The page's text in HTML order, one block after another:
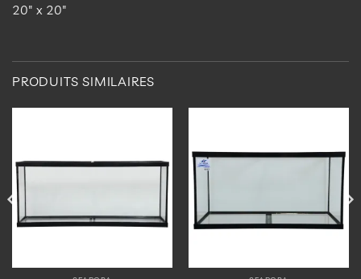
20″ x 20″
PRODUITS SIMILAIRES
à la
liste
d’envies
à la
liste
d’envies